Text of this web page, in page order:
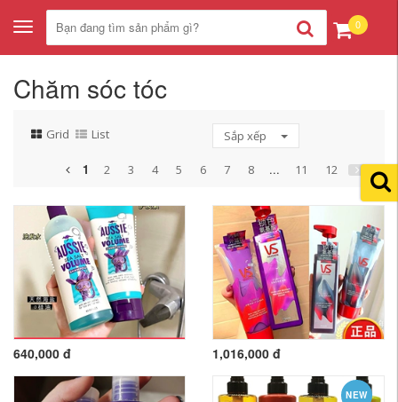
Toggle
navigation
0
Chăm sóc tóc
Grid List Sắp xếp
1 2 3 4 5 6 7 8 ... 11 12
640,000 đ 1,016,000 đ
NEW